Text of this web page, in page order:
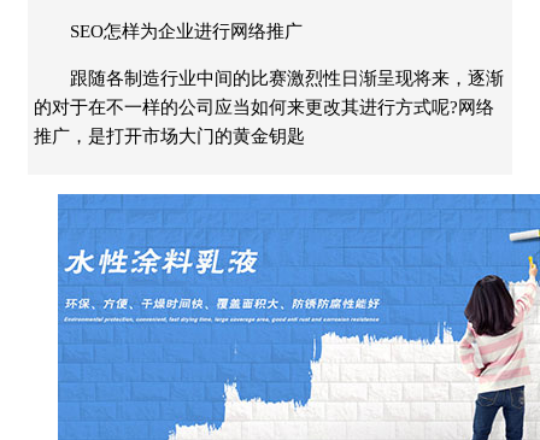
SEO怎样为企业进行网络推广
跟随各制造行业中间的比赛激烈性日渐呈现将来，逐渐
的对于在不一样的公司应当如何来更改其进行方式呢?网络
推广，是打开市场大门的黄金钥匙